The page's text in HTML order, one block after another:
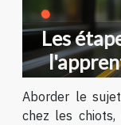
Les
Aborder le
chez les